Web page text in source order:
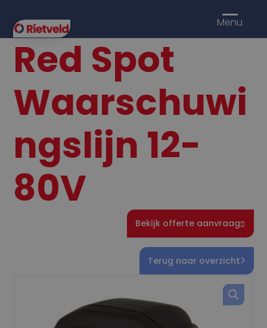
Menu
Red Spot
Waarschuwi
ngslijn 12-
80V
Bekijk offerte aanvraag
Terug naar overzicht